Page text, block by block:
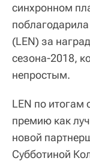
синхронном
(LEN) за
сезона-2018,
непростым.
LEN по итогам
премию как
новой
Субботиной